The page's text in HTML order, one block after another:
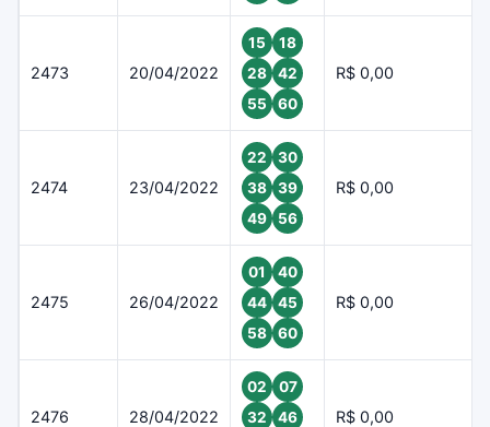
2473 20/04/2022
15
18
28
42
55
60
R$ 0,00
2474 23/04/2022
22
30
38
39
49
56
R$ 0,00
2475 26/04/2022
01
40
44
45
58
60
R$ 0,00
2476 28/04/2022
02
07
32
46
R$ 0,00